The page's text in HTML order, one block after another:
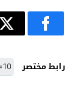
رابط مختصر